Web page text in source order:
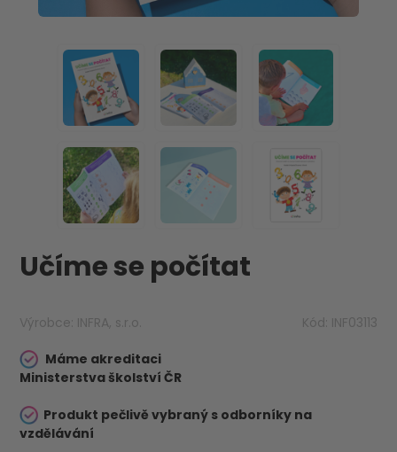
Učíme se počítat
Výrobce: INFRA, s.r.o. Kód: INF03113
Máme akreditaci
Ministerstva školství ČR
Produkt pečlivě vybraný s odborníky na
vzdělávání